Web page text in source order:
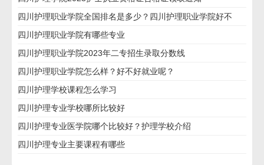
四川护理职业学院全国排名是多少？四川护理职业学院好不
好？
四川护理职业学院有哪些专业
四川护理职业学院2023年二专招生录取分数线
四川护理职业学院怎么样？好不好就业呢？
四川护理学校课程怎么学习
四川护理专业学校哪所比较好
四川护理专业医学院哪个比较好？护理学校介绍
四川护理专业主要课程有哪些